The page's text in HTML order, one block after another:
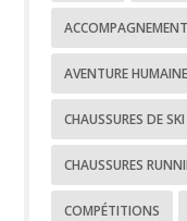
AVENTURE HUMAINE
CHAUSSURES DE SKI
CHAUSSURES
COMPÉTITIONS